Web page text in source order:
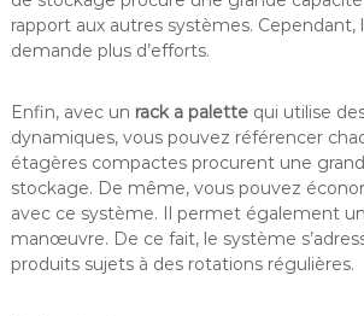
rapport aux autres systèmes.
demande plus d’efforts.
Enfin, avec un rack a palettequi utilise
dynamiques, vous pouvez référencer
étagères compactes procurent une
stockage. De même, vous pouvez
avec ce système. Il permet également
manœuvre. De ce fait, le système
produits sujets à des rotations régulières.